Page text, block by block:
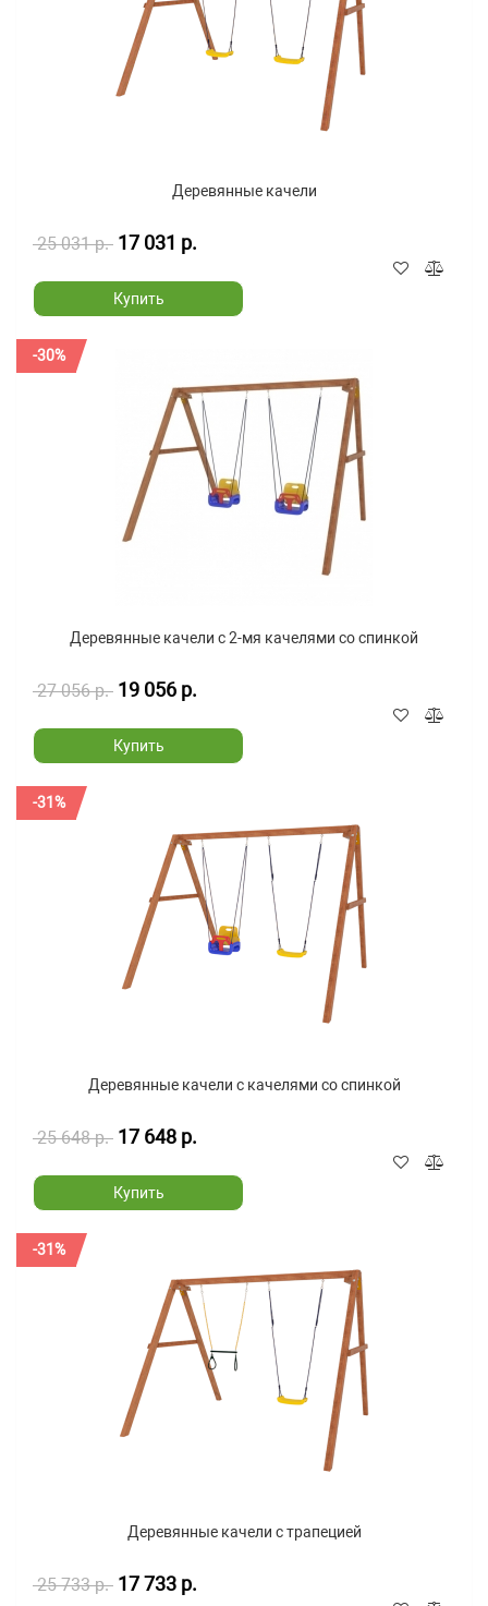
Деревянные качели
25 031 р. 17 031 р.
Купить
-30%
Деревянные качели с 2-мя качелями со спинкой
27 056 р. 19 056 р.
Купить
-31%
Деревянные качели с качелями со спинкой
25 648 р. 17 648 р.
Купить
-31%
Деревянные качели с трапецией
25 733 р. 17 733 р.